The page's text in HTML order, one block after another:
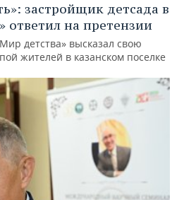
застройщик детсада в
ответил на претензии
детства» высказал свою
жителей в казанском поселке